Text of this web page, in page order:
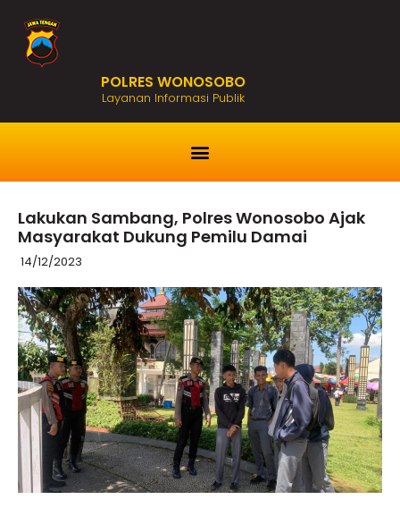
POLRES WONOSOBO
Layanan Informasi Publik
Lakukan Sambang, Polres Wonosobo Ajak
Masyarakat Dukung Pemilu Damai
14/12/2023